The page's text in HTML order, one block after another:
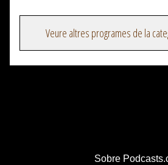
Veure altres programes de la
Sobre